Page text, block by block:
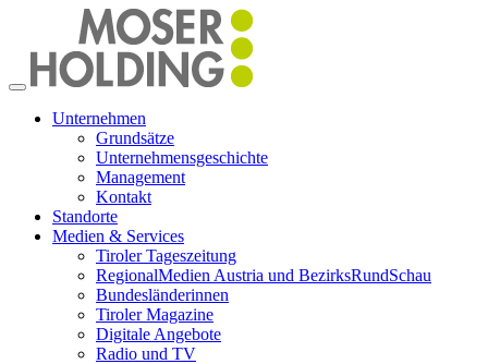
Toggle
navigationUnternehmen
Grundsätze
Unternehmensgeschichte
Management
Kontakt
Standorte
Medien & Services
Tiroler Tageszeitung
RegionalMedien Austria und BezirksRundSchau
Bundesländerinnen
Tiroler Magazine
Digitale Angebote
Radio und TV